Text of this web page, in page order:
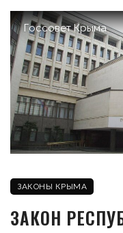
Госсовет Крыма
ЗАКОНЫ КРЫМА
ЗАКОН